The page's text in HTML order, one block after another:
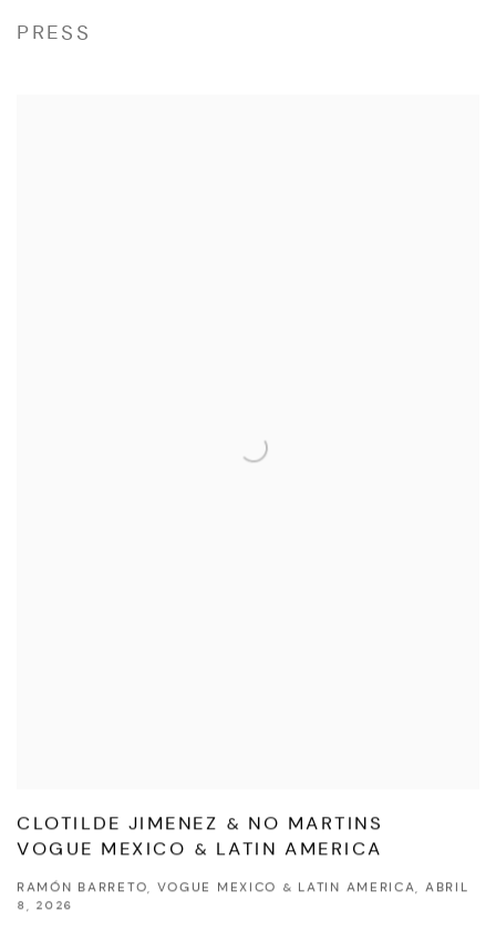
PRESS
CLOTILDE JIMENEZ & NO MARTINS
VOGUE MEXICO & LATIN AMERICA
RAMÓN BARRETO, VOGUE MEXICO & LATIN AMERICA, ABRIL
8, 2026